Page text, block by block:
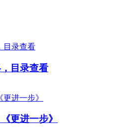
目录查看
更进一步》